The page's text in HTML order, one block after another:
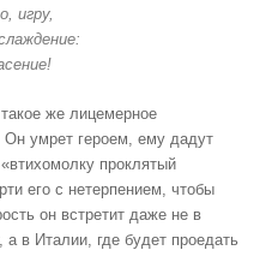
игру,
же лицемерное
умрет героем, ему дадут
проклятый
его с нетерпением, чтобы
он встретит даже не в
в Италии, где будет проедать